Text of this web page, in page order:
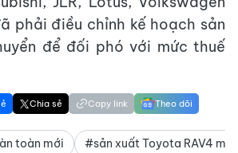
phải điều chỉnh kế hoạch sản
để đối phó với mức thuế
Chia sẻ Copy link Theo dõi
toàn mới #sản xuất Toyota RAV4 mới